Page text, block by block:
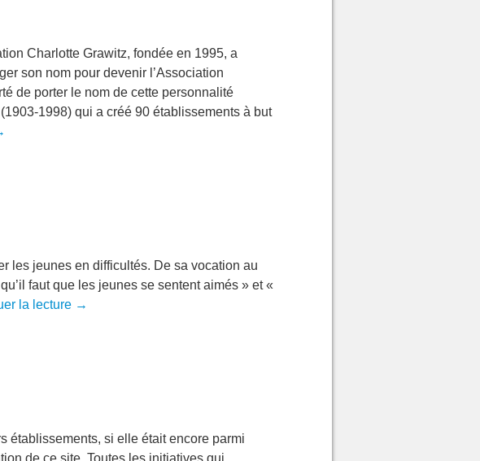
Charlotte Grawitz, fondée en 1995, a
son nom pour devenir l’Association
de porter le nom de cette personnalité
1998) qui a créé 90 établissements à but
les jeunes en difficultés. De sa vocation au
faut que les jeunes se sentent aimés » et «
la lecture →
établissements, si elle était encore parmi
de ce site. Toutes les initiatives qui